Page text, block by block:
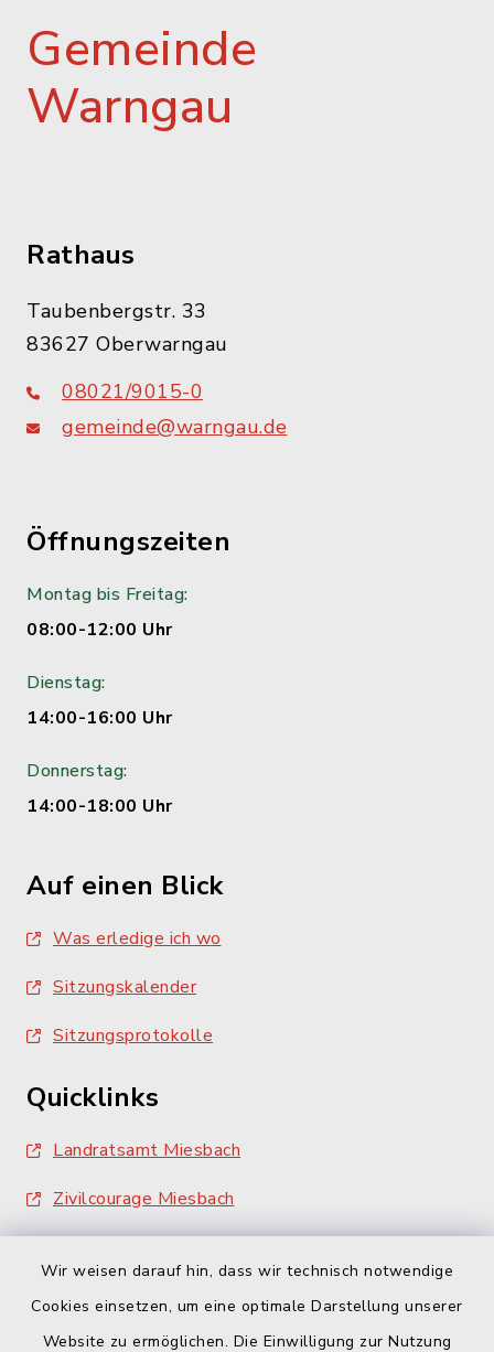
Wir weisen darauf hin, dass wir technisch notwendige
Cookies einsetzen, um eine optimale Darstellung unserer
Website zu ermöglichen. Die Einwilligung zur Nutzung
Gemeinde
Warngau
Rathaus
Taubenbergstr. 33
83627 Oberwarngau
08021/9015-0
gemeinde@warngau.de
Öffnungszeiten
Montag bis Freitag:
08:00-12:00 Uhr
Dienstag:
14:00-16:00 Uhr
Donnerstag:
14:00-18:00 Uhr
Auf einen Blick
Was erledige ich wo
Sitzungskalender
Sitzungsprotokolle
Quicklinks
Landratsamt Miesbach
Zivilcourage Miesbach